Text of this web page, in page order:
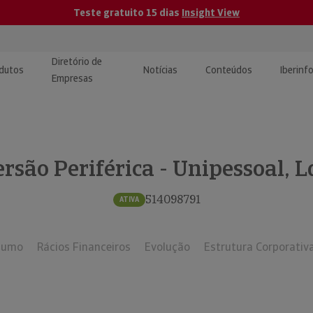
Teste gratuito 15 dias Insight View
e Monitorização de
Diretório de
Empresas
Notícias Conteúdos
| Estudos e
Periférica - Unipessoal,
ATIVA 514098791
Rácios Financeiros Evolução Estrutura Corporativa